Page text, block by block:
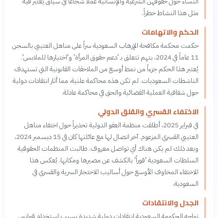
مثل هذا النشاط خطراً.
الحكم والاتهامات
حكمت محكمة مكافحة الإرهاب السعودية سراً على مناهل العتيبي بالسجن
11 عاماً في 2024، بتهم تتعلق بـ 'دعم حقوق المرأة' و'اختيارها للملابس'.
يُعتبر هذا الحكم جزءاً من نمط أوسع من الملاحقات القانونية التي تستهدف
الناشطات السعوديات. لم تكن هذه محاكمة علنية، مما أثار انتقادات دولية
حول شفافية العملية القضائية والحق في محاكمة عادلة.
الاختفاء القسري والقلق الدولي
في فبراير 2025، أطلقت منظمة العفو الدولية تحذيراً حول اختفاء مناهل
العتيبي القسري المزعوم. آخر اتصال لها مع عائلتها كان في 15 ديسمبر 2024،
وبعد ذلك لم يكن هناك أي تواصل معروف. طالبت المنظمات الحقوقية
السلطات السعودية 'فوراً' بالكشف عن مصيرها ومكانها. يُعكس هذا
الاختفاء المخاوف الأوسع حول أساليب الاحتجاز السرية والقسري في
السعودية.
الجدل والانتقادات